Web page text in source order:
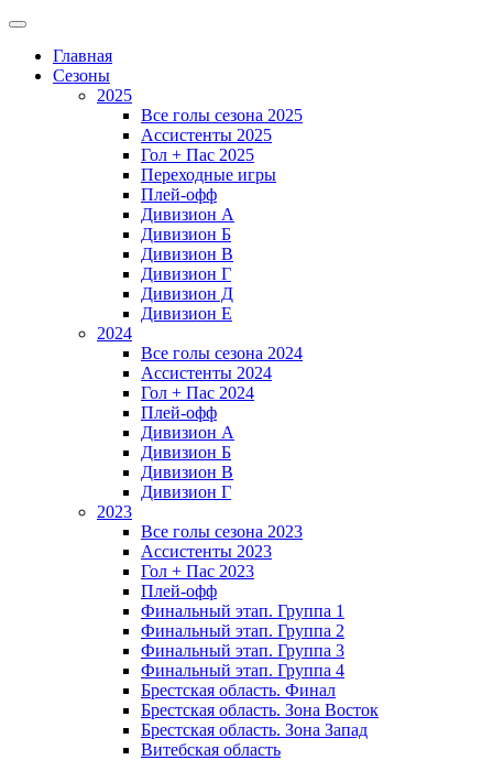
Главная
Сезоны
2025
Все голы сезона 2025
Ассистенты 2025
Гол + Пас 2025
Переходные игры
Плей-офф
Дивизион A
Дивизион Б
Дивизион В
Дивизион Г
Дивизион Д
Дивизион Е
2024
Все голы сезона 2024
Ассистенты 2024
Гол + Пас 2024
Плей-офф
Дивизион A
Дивизион Б
Дивизион В
Дивизион Г
2023
Все голы сезона 2023
Ассистенты 2023
Гол + Пас 2023
Плей-офф
Финальный этап. Группа 1
Финальный этап. Группа 2
Финальный этап. Группа 3
Финальный этап. Группа 4
Брестская область. Финал
Брестская область. Зона Восток
Брестская область. Зона Запад
Витебская область